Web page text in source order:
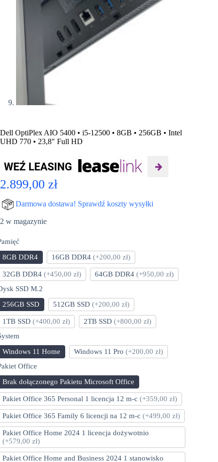
Dell OptiPlex AIO 5400 • i5-12500 • 8GB • 256GB • Intel
UHD 770 • 23,8″ Full HD
2.899,00 zł
Darmowa dostawa! Sprawdź koszty wysyłki
2 w magazynie
8GB DDR4
16GB DDR4 (+200,00 zł)
32GB DDR4 (+450,00 zł) 64GB DDR4 (+950,00 zł)
SSD M.2
256GB SSD
512GB SSD (+200,00 zł)
1TB SSD (+400,00 zł) 2TB SSD (+800,00 zł)
Windows 11 Home
Windows 11 Pro (+200,00 zł)
Office
Brak dołączonego Pakietu Microsoft Office
Pakiet Office 365 Personal 1 licencja 12 m-c (+359,00 zł)
Pakiet Office 365 Family 6 licencji na 12 m-c (+499,00 zł)
Pakiet Office Home 2024 1 licencja dożywotnio
(+579,00 zł)
Pakiet Office Home and Business 2024 1 stanowisko